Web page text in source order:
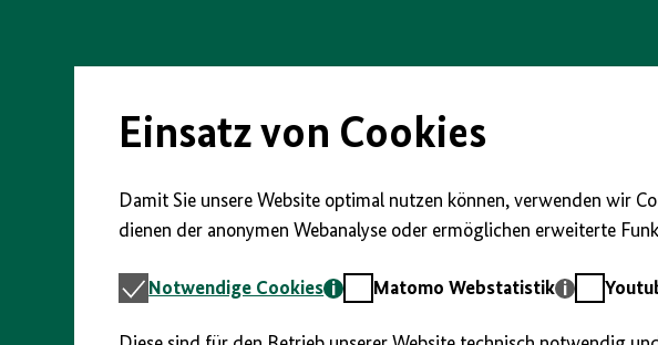
Seiteninhalt
Einsatz von Cookies
Damit Sie unsere Website optimal nutzen können, verwenden wir
dienen der anonymen Webanalyse oder ermöglichen erweiterte
Notwendige
Notwendige Cookies
MatomoMatomo Webstatistik Youtube